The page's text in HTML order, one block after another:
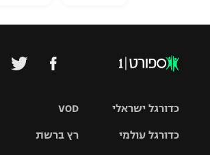
VOD
רץ ברשת
כדורגל ישראלי
כדורגל עולמי